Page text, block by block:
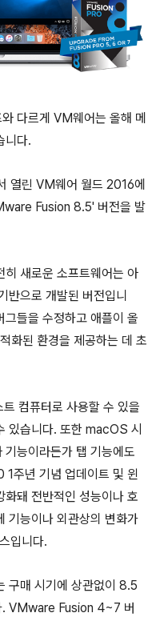
다르게 VM웨어는 올해 메
니다.
열린 VM웨어 월드 2016에
Fusion 8.5' 버전을 발
히 새로운 소프트웨어는 아
반으로 개발된 버전입니
들을 수정하고 애플이 올
화된 환경을 제공하는 데 초
컴퓨터로 사용할 수 있을
있습니다. 또한 macOS 시
능이라든가 탭 기능에도
1주년 기념 업데이트 및 윈
돼 전반적인 성능이나 호
기능이나 외관상의 변화가
입니다.
구매 시기에 상관없이 8.5
. VMware Fusion 4~7 버